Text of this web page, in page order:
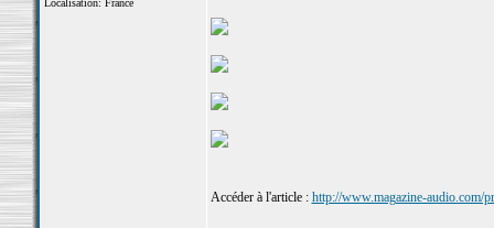
Localisation: France
Accéder à l'article : http://www.magazine-audio.com/